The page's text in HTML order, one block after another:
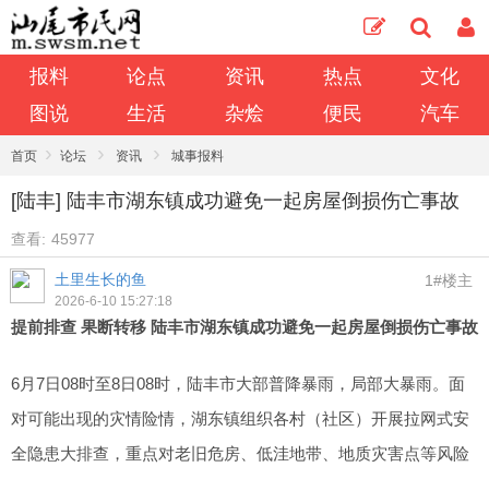
报料 论点 资讯 热点
文化
图说
生活 杂烩 便民 汽车
首页 › 论坛 › 资讯 › 城事报料
[陆丰] 陆丰市湖东镇成功避免一起房屋倒损伤亡事故
查看: 45977
土里生长的鱼
2026-6-10 15:27:18
1#楼主
提前排查 果断转移 陆丰市湖东镇成功避免一起房屋倒损伤亡事故
6月7日08时至8日08时，陆丰市大部普降暴雨，局部大暴雨。面
对可能出现的灾情险情，湖东镇组织各村（社区）开展拉网式安
全隐患大排查，重点对老旧危房、低洼地带、地质灾害点等风险